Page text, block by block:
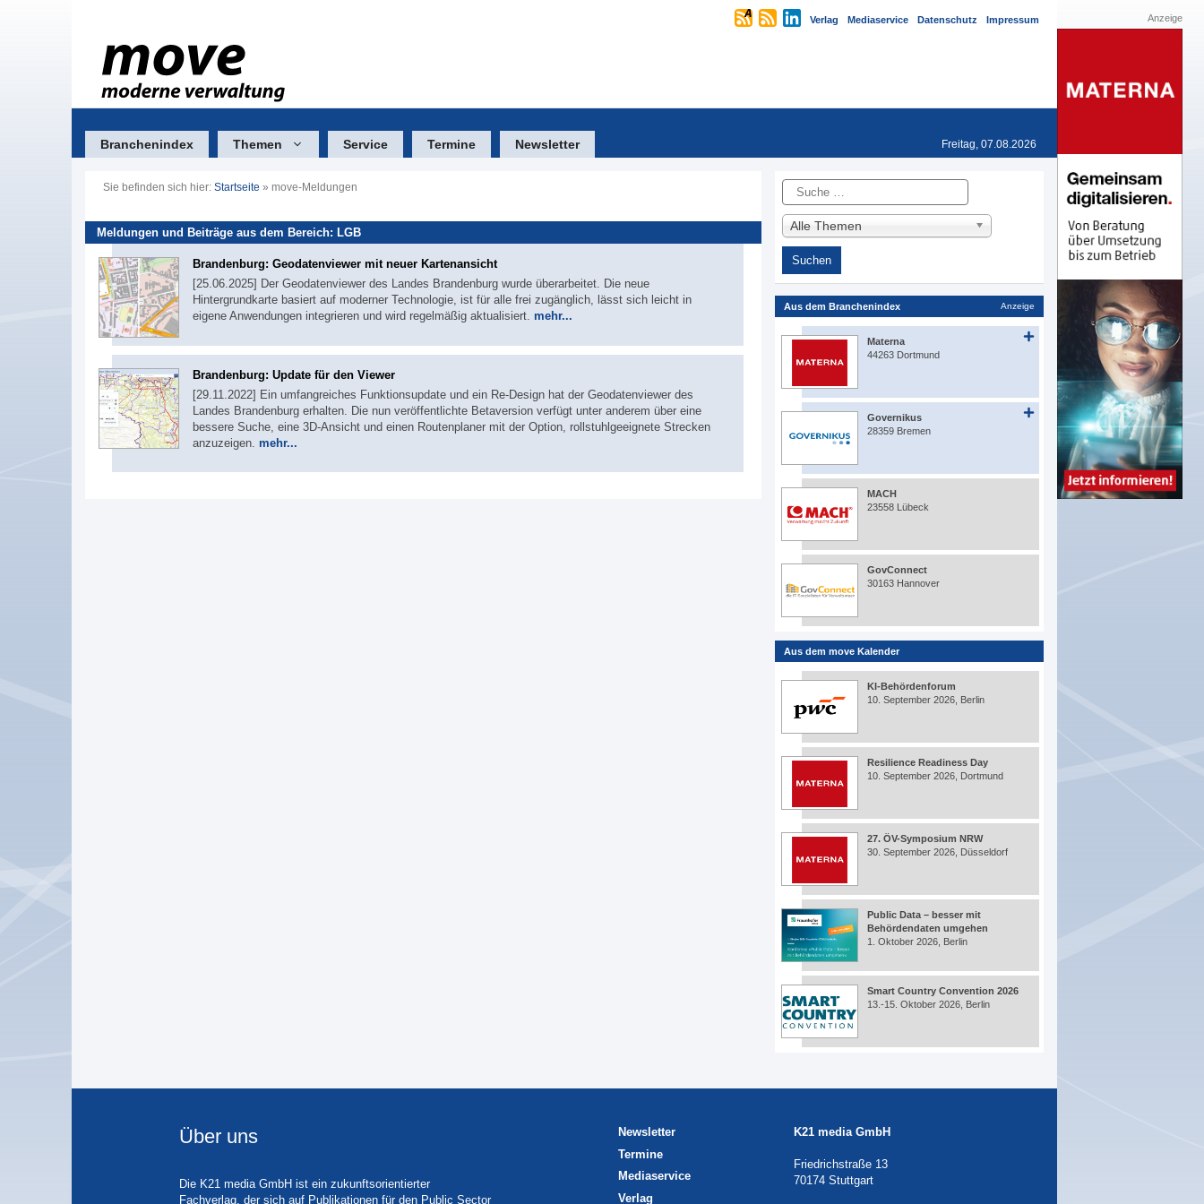
Verlag Mediaservice Datenschutz Impressum
Branchenindex Themen Service Termine Newsletter Freitag, 07.08.2026
Sie befinden sich hier: Startseite » move-Meldungen
Meldungen und Beiträge aus dem Bereich: LGB
Brandenburg: Geodatenviewer mit neuer Kartenansicht
[25.06.2025] Der Geodatenviewer des Landes Brandenburg wurde überarbeitet. Die neue
Hintergrundkarte basiert auf moderner Technologie, ist für alle frei zugänglich, lässt sich leicht in
eigene Anwendungen integrieren und wird regelmäßig aktualisiert. mehr...
Brandenburg: Update für den Viewer
[29.11.2022] Ein umfangreiches Funktionsupdate und ein Re-Design hat der Geodatenviewer des
Landes Brandenburg erhalten. Die nun veröffentlichte Betaversion verfügt unter anderem über eine
bessere Suche, eine 3D-Ansicht und einen Routenplaner mit der Option, rollstuhlgeeignete Strecken
anzuzeigen. mehr...
Suche
Alle Themen
Aus dem Branchenindex Anzeige
Materna
44263 Dortmund
Governikus
28359 Bremen
MACH
23558 Lübeck
GovConnect
30163 Hannover
Aus dem move Kalender
KI-Behördenforum
10. September 2026, Berlin
Resilience Readiness Day
10. September 2026, Dortmund
27. ÖV-Symposium NRW
30. September 2026, Düsseldorf
Public Data – besser mit
Behördendaten umgehen
1. Oktober 2026, Berlin
Smart Country Convention 2026
13.-15. Oktober 2026, Berlin
Anzeige
Über uns
Die K21 media GmbH ist ein zukunftsorientierter
Fachverlag, der sich auf Publikationen für den Public Sector
Newsletter
Termine
Mediaservice
Verlag
K21 media GmbH
Friedrichstraße 13
70174 Stuttgart